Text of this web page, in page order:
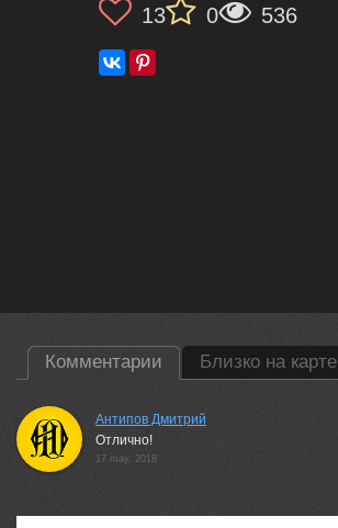
13 0 536
Комментарии Близко на карте
Антипов Дмитрий
Отлично!
17 may, 2018